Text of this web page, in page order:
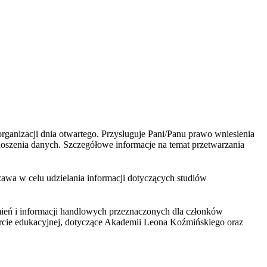
dnia otwartego. Przysługuje Pani/Panu prawo wniesienia
danych. Szczegółowe informacje na temat przetwarzania
w celu udzielania informacji dotyczących studiów
i informacji handlowych przeznaczonych dla członków
edukacyjnej, dotyczące Akademii Leona Koźmińskiego oraz